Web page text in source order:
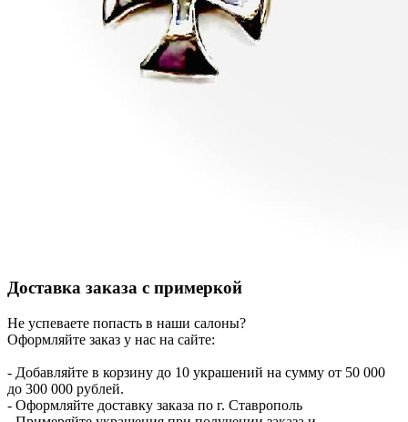
Доставка заказа с примеркой
Не успеваете попасть в наши салоны?
Оформляйте заказ у нас на сайте:
- Добавляйте в корзину до 10 украшений на сумму от 50 000
до 300 000 рублей.
- Оформляйте доставку заказа по г. Ставрополь